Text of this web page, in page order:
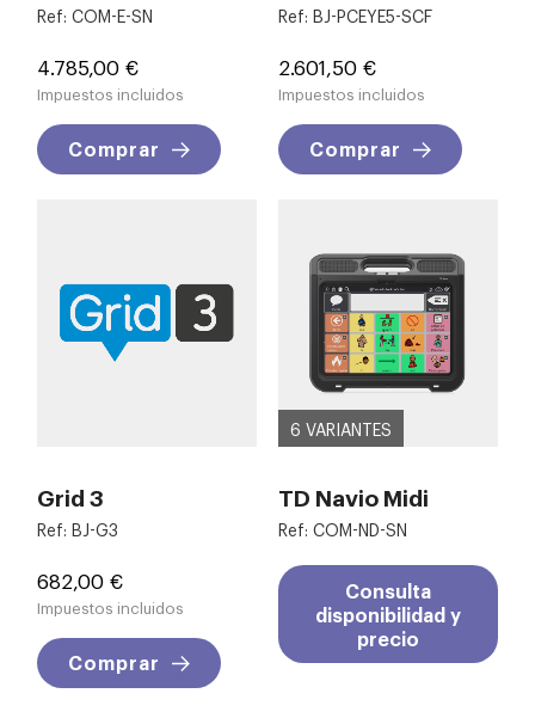
Ref: COM-E-SN
Precio
4.785,00 €
Impuestos incluidos
Comprar
Ref: BJ-PCEYE5-SCF
Precio
2.601,50 €
Impuestos incluidos
Comprar
Grid 3
Ref: BJ-G3
Precio
682,00 €
Impuestos incluidos
Comprar
6 VARIANTES
TD Navio Midi
Ref: COM-ND-SN
Consulta
disponibilidad y
precio